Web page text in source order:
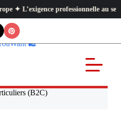
professionnelle au service
(B2C)